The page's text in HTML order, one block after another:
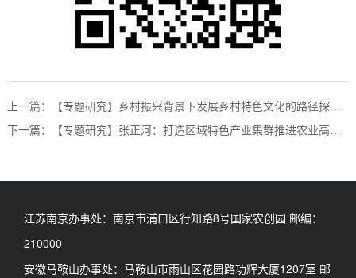
上一篇：【专题研究】乡村振兴背景下发展乡村特色文化的路径探索——以德阳市旌阳区为例
下一篇：【专题研究】张正河：打造区域特色产业集群推进农业高质量发展
江苏南京办事处：南京市浦口区行知路8号国家农创园 邮编：
210000
安徽马鞍山办事处：马鞍山市雨山区花园路功辉大厦1207室 邮